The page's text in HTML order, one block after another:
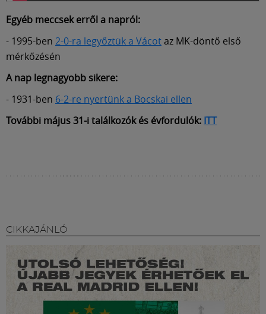
Egyéb meccsek erről a napról:
- 1995-ben 2-0-ra legyőztük a Vácotaz MK-döntő első
mérkőzésén
A nap legnagyobb sikere:
- 1931-ben 6-2-re nyertünk a Bocskai ellen
További május 31-i találkozók és évfordulók: ITT
CIKKAJÁNLÓ